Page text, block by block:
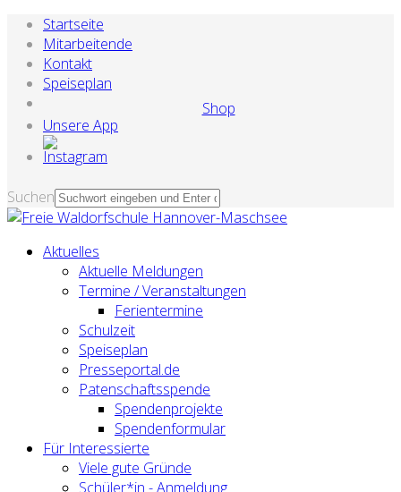
Startseite
Mitarbeitende
Kontakt
Speiseplan
Shop
Unsere App
Suchen
Aktuelles
Aktuelle Meldungen
Termine / Veranstaltungen
Ferientermine
Schulzeit
Speiseplan
Presseportal.de
Patenschaftsspende
Spendenprojekte
Spendenformular
Für Interessierte
Viele gute Gründe
Schüler*in - Anmeldung